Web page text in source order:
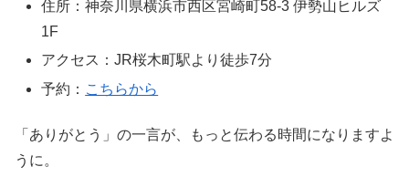
住所：神奈川県横浜市西区宮崎町58-3 伊勢山ヒルズ
1F
アクセス：JR桜木町駅より徒歩7分
予約： こちらから
「ありがとう」の一言が、もっと伝わる時間になりますよ
うに。